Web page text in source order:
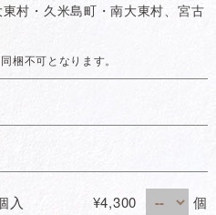
村・久米島町・南大東村、宮古
入
¥4,300 個